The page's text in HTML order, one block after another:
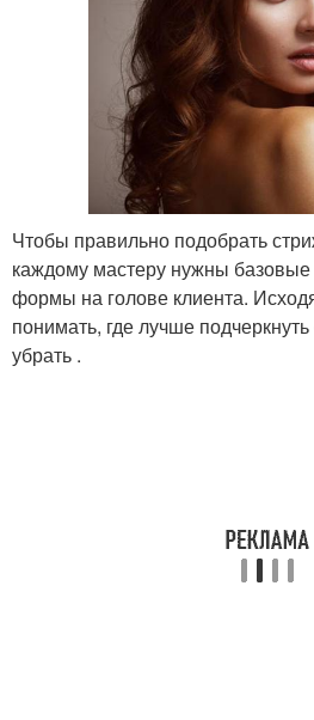
Чтобы правильно подобрать
каждому мастеру нужны базовые
формы на голове клиента.
понимать, где лучше
убрать .